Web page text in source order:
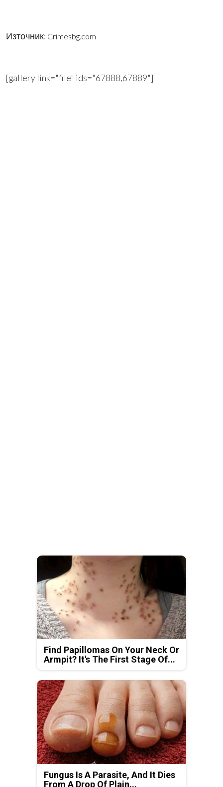
Източник: Crimesbg.com
[gallery link="file" ids="67888,67889"]
Find Papillomas On Your Neck Or
Armpit? It's The First Stage Of...
Fungus Is A Parasite, And It Dies
From A Drop Of Plain...